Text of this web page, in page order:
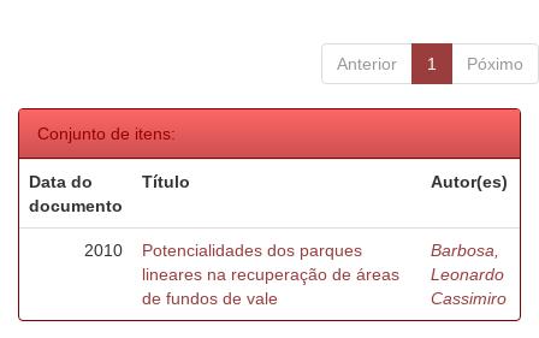
Anterior 1 Póximo
Conjunto de itens:
Data do
documento
Título Autor(es)
2010
Potencialidades dos parques
lineares na recuperação de áreas
de fundos de vale
Barbosa,
Leonardo
Cassimiro